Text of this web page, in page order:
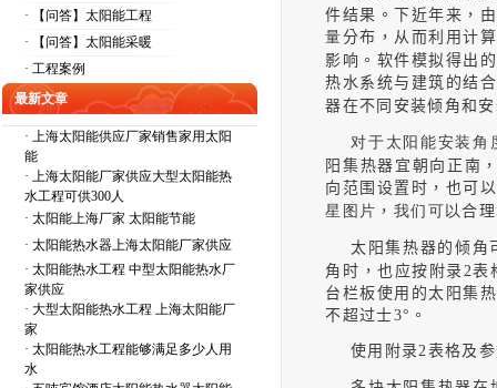
· 【问答】太阳能工程
· 【问答】太阳能采暖
· 工程案例
最新文章
· 上海太阳能供应厂家销售家用太阳
能
· 上海太阳能厂家供应大型太阳能热
水工程可供300人
· 太阳能上海厂家 太阳能节能
· 太阳能热水器上海太阳能厂家供应
· 太阳能热水工程 中型太阳能热水厂
家供应
· 大型太阳能热水工程 上海太阳能厂
家
· 太阳能热水工程能够满足多少人用
水
件结果。
下近年来，
量分布，从而利用计
影响。软件模拟得出
热水系统与建筑的结
器在不同安装倾角和
对于太阳能安装角
阳集热器宜朝向正南
向范围设置时，也可
星图片 ， 我们可以合
太阳集热器的倾角
角时，也应按附录2
台栏板使用的太阳集
不超过士3°。
使用附录2表格及